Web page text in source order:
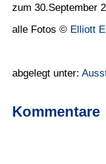
zum 30.September
alle Fotos © Elliott
abgelegt unter:
Kommentare